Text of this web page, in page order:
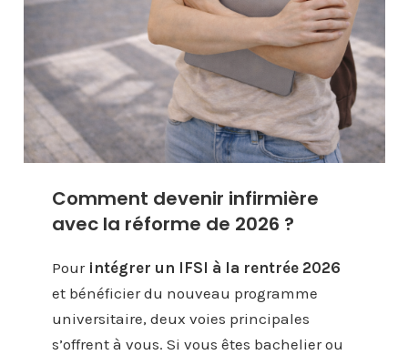
Comment devenir infirmière
avec la réforme de 2026 ?
Pour intégrer un IFSI à la rentrée 2026
et bénéficier du nouveau programme
universitaire, deux voies principales
s’offrent à vous. Si vous êtes bachelier ou